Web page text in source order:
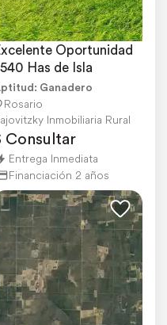
Oportunidad
Has de Isla
Ganadero
Rosario
Inmobiliaria Rural
Consultar
Entrega Inmediata
Financiación 2 años